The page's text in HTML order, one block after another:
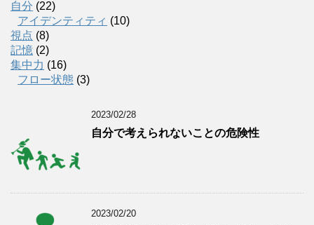
自分 (22)
アイデンティティ (10)
視点 (8)
記憶 (2)
集中力 (16)
フロー状態 (3)
2023/02/28
自分で考えられないことの危険性
2023/02/20